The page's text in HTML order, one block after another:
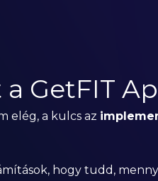
GetFIT
elég, a kulcs az
hogy tudd,